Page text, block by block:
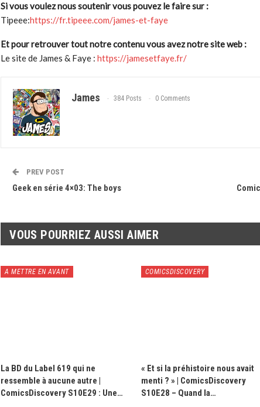
Si vous voulez nous soutenir vous pouvez le faire sur :
Tipeee:https://fr.tipeee.com/james-et-faye
Et pour retrouver tout notre contenu vous avez notre site web :
Le site de James & Faye :https://jamesetfaye.fr/
James 384 Posts 0 Comments
PREV POST
Geek en série 4×03: The boys
VOUS POURRIEZ AUSSI AIMER
A METTRE EN AVANT
La BD du Label 619 qui ne
ressemble à aucune autre |
ComicsDiscovery S10E29 : Une…
COMICSDISCOVERY
« Et si la préhistoire nous avait
menti ? » | ComicsDiscovery
S10E28 – Quand la…